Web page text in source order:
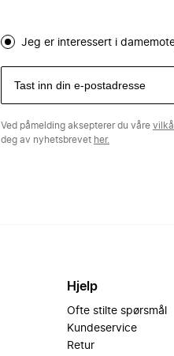
Jeg er interessert i
Ved påmelding aksepterer du våre
deg av nyhetsbrevet her.
Hjelp
Ofte stilte spørsmål
Kundeservice
Retur